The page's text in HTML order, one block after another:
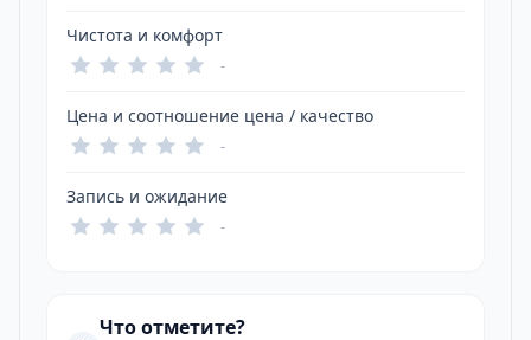
Чистота и комфорт
-
Цена и соотношение цена / качество
-
Запись и ожидание
-
Что отметите?